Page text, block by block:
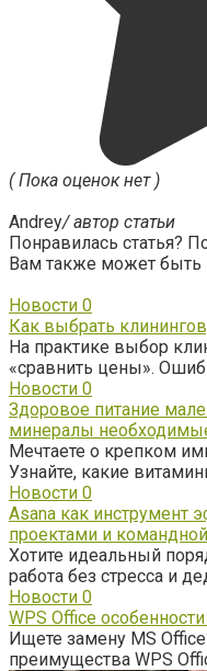
( Пока оценок нет )
Andrey/ автор статьи
Понравилась статья?
Вам также может быть
Новости 0
Как выбрать
На практике выбор
«сравнить цены».
Новости 0
Здоровое питание
минералы
Мечтаете о крепком
Узнайте, какие
Новости 0
Asana как инструмент
проектами и
Хотите идеальный
работа без стресса и
Новости 0
WPS Office
Ищете замену MS
преимущества WPS